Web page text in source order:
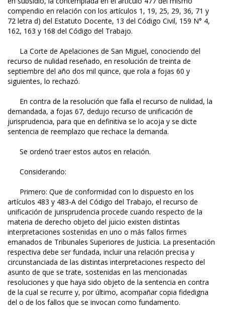
compendio en relación con los artículos 1, 19, 25, 29, 36, 71 y
72 letra d) del Estatuto Docente, 13 del Código Civil, 159 N° 4,
162, 163 y 168 del Código del Trabajo.
La Corte de Apelaciones de San Miguel, conociendo del
recurso de nulidad reseñado, en resolución de treinta de
septiembre del año dos mil quince, que rola a fojas 60 y
siguientes, lo rechazó.
En contra de la resolución que falla el recurso de nulidad, la
demandada, a fojas 67, dedujo recurso de unificación de
jurisprudencia, para que en definitiva se lo acoja y se dicte
sentencia de reemplazo que rechace la demanda.
Se ordenó traer estos autos en relación.
Considerando:
Primero: Que de conformidad con lo dispuesto en los
artículos 483 y 483-A del Código del Trabajo, el recurso de
unificación de jurisprudencia procede cuando respecto de la
materia de derecho objeto del juicio existen distintas
interpretaciones sostenidas en uno o más fallos firmes
emanados de Tribunales Superiores de Justicia. La presentación
respectiva debe ser fundada, incluir una relación precisa y
circunstanciada de las distintas interpretaciones respecto del
asunto de que se trate, sostenidas en las mencionadas
resoluciones y que haya sido objeto de la sentencia en contra
de la cual se recurre y, por último, acompañar copia fidedigna
del o de los fallos que se invocan como fundamento.